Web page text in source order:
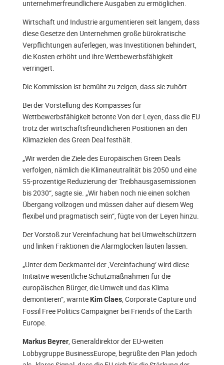
unternehmerfreundlichere Ausgaben zu ermöglichen.
Wirtschaft und Industrie argumentieren seit langem, dass
diese Gesetze den Unternehmen große bürokratische
Verpflichtungen auferlegen, was Investitionen behindert,
die Kosten erhöht und ihre Wettbewerbsfähigkeit
verringert.
Die Kommission ist bemüht zu zeigen, dass sie zuhört.
Bei der Vorstellung des Kompasses für
Wettbewerbsfähigkeit betonte Von der Leyen, dass die EU
trotz der wirtschaftsfreundlicheren Positionen an den
Klimazielen des Green Deal festhält.
„Wir werden die Ziele des Europäischen Green Deals
verfolgen, nämlich die Klimaneutralität bis 2050 und eine
55-prozentige Reduzierung der Treibhausgasemissionen
bis 2030“, sagte sie. „Wir haben noch nie einen solchen
Übergang vollzogen und müssen daher auf diesem Weg
flexibel und pragmatisch sein“, fügte von der Leyen hinzu.
Der Vorstoß zur Vereinfachung hat bei Umweltschützern
und linken Fraktionen die Alarmglocken läuten lassen.
„Unter dem Deckmantel der ‚Vereinfachung‘ wird diese
Initiative wesentliche Schutzmaßnahmen für die
europäischen Bürger, die Umwelt und das Klima
demontieren“, warnte Kim Claes, Corporate Capture und
Fossil Free Politics Campaigner bei Friends of the Earth
Europe.
Markus Beyrer, Generaldirektor der EU-weiten
Lobbygruppe BusinessEurope, begrüßte den Plan jedoch